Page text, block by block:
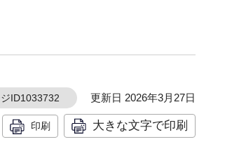
ID1033732 更新日 2026年3月27日
印刷 大きな文字で印刷